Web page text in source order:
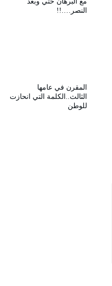
النصر….!!
المقرن في عامها
الثالث..الكلمة التي انحازت
للوطن